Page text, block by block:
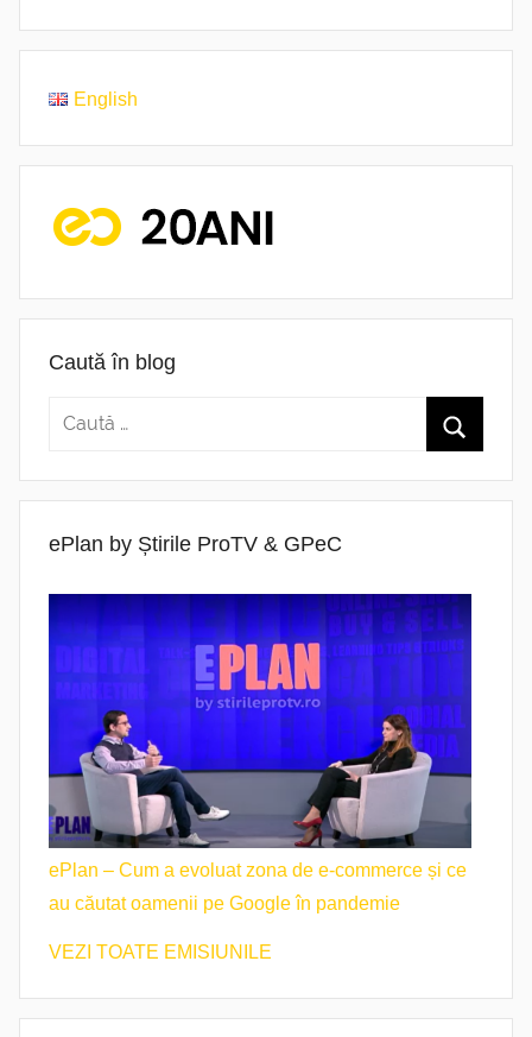
English
Caută în blog
ePlan by Știrile ProTV & GPeC
ePlan – Cum a evoluat zona de e-commerce și ce
au căutat oamenii pe Google în pandemie
VEZI TOATE EMISIUNILE